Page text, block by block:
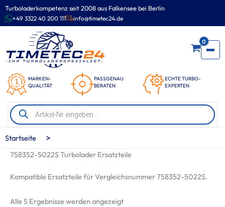
Turboladerkompetenz seit 2008 aus Falkensee bei Berlin
+49 3322 40 200 111 info@timetec24.de
MARKEN-
QUALITÄT
PASSGENAU
BERATEN
ECHTE TURBO-
EXPERTEN
0
Products
search
Zum
Inhalt
springen
Startseite >
758352-5022S Turbolader Ersatzteile
Kompatible Ersatzteile für Vergleichsnummer 758352-5022S.
Alle 5 Ergebnisse werden angezeigtNach